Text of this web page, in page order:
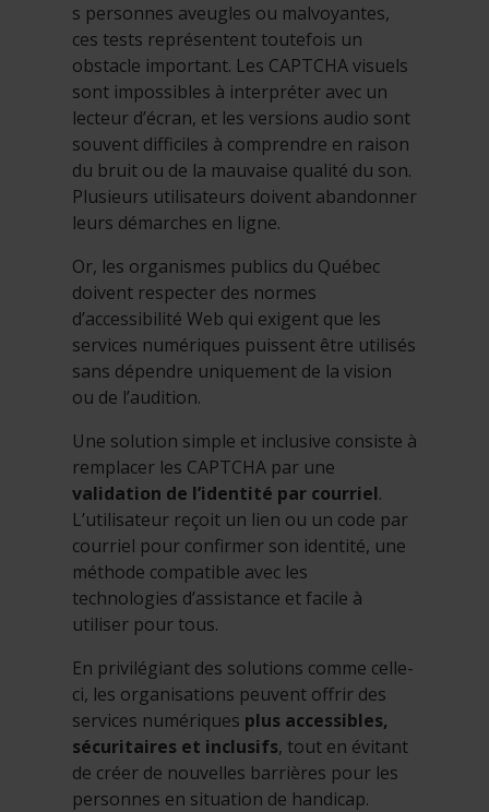
s personnes aveugles ou malvoyantes,
ces tests représentent toutefois un
obstacle important. Les CAPTCHA visuels
sont impossibles à interpréter avec un
lecteur d’écran, et les versions audio sont
souvent difficiles à comprendre en raison
du bruit ou de la mauvaise qualité du son.
Plusieurs utilisateurs doivent abandonner
leurs démarches en ligne.
Or, les organismes publics du Québec
doivent respecter des normes
d’accessibilité Web qui exigent que les
services numériques puissent être utilisés
sans dépendre uniquement de la vision
ou de l’audition.
Une solution simple et inclusive consiste à
remplacer les CAPTCHA par une
validation de l’identité par courriel.
L’utilisateur reçoit un lien ou un code par
courriel pour confirmer son identité, une
méthode compatible avec les
technologies d’assistance et facile à
utiliser pour tous.
En privilégiant des solutions comme celle-
ci, les organisations peuvent offrir des
services numériques plus accessibles,
sécuritaires et inclusifs, tout en évitant
de créer de nouvelles barrières pour les
personnes en situation de handicap.